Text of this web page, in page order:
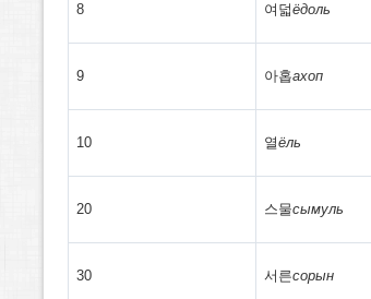
8 여덟ёдоль
9 아홉ахоп
10 열ёль
20 스물сымуль
30 서른сорын